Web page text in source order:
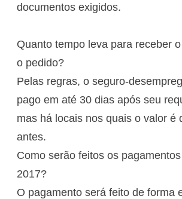
documentos exigidos.
Quanto tempo leva para receber
o pedido?
Pelas regras, o seguro-
pago em até 30 dias após seu
mas há locais nos quais o valor é
antes.
Como serão feitos os
2017?
O pagamento será feito de forma